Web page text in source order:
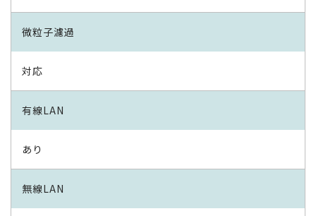
微粒子濾過
対応
有線LAN
あり
無線LAN